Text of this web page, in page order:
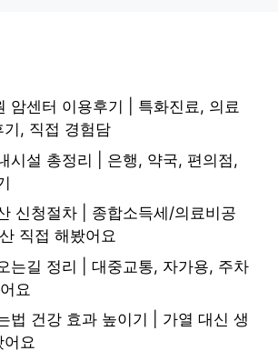
암센터 이용후기 | 특화진료, 의료
, 직접 경험담
시설 총정리 | 은행, 약국, 편의점,
신청절차 | 종합소득세/의료비공
직접 해봤어요
는길 정리 | 대중교통, 자가용, 주차
요
법 건강 효과 높이기 | 가열 대신 생
어요